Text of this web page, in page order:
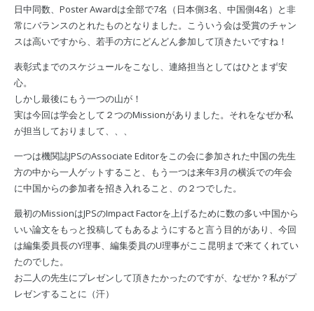
日中同数、Poster Awardは全部で7名（日本側3名、中国側4名）と非
常にバランスのとれたものとなりました。こういう会は受賞のチャン
スは高いですから、若手の方にどんどん参加して頂きたいですね！
表彰式までのスケジュールをこなし、連絡担当としてはひとまず安
心。
しかし最後にもう一つの山が！
実は今回は学会として２つのMissionがありました。それをなぜか私
が担当しておりまして、、、
一つは機関誌JPSのAssociate Editorをこの会に参加された中国の先生
方の中から一人ゲットすること、もう一つは来年3月の横浜での年会
に中国からの参加者を招き入れること、の２つでした。
最初のMissionはJPSのImpact Factorを上げるために数の多い中国から
いい論文をもっと投稿してもあるようにすると言う目的があり、今回
は編集委員長のY理事、編集委員のU理事がここ昆明まで来てくれてい
たのでした。
お二人の先生にプレゼンして頂きたかったのですが、なぜか？私がプ
レゼンすることに（汗）